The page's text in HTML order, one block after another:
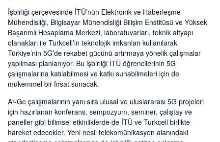
İşbirliği çerçevesinde İTÜ’nün Elektronik ve Haberleşme
Mühendisliği, Bilgisayar Mühendisliği Bilişim Enstitüsü ve Yüksek
Başarımlı Hesaplama Merkezi, laboratuvarları, teknik altyapı
olanakları ile Turkcell’in teknolojik imkanları kullanılarak
Türkiye’nin 5G’de rekabet gücünü artırmaya yönelik çalışmalar
yapılması planlanıyor. Bu işbirliği İTÜ öğrencilerinin 5G
çalışmalarına katılabilmesi ve katkı sunabilmeleri için de
mükemmel bir fırsat sunacak.
Ar-Ge çalışmalarının yanı sıra ulusal ve uluslararası 5G projeleri
için hazırlanan konferans, sempozyum, seminer, çalıştay ve
paneller gibi bilimsel etkinliklerde de İTÜ ve Turkcell birlikte
hareket edecekler. Yeni nesil telekomünikasyon alanındaki